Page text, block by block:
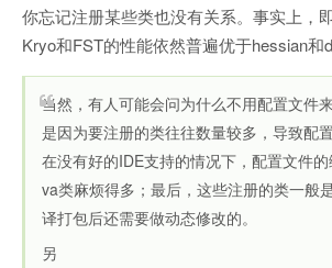
你忘记注册某些类也没有关系。事实上，
Kryo和FST的性能依然普遍优于hessian和
当然，有人可能会问为什么不用配置文件
是因为要注册的类往往数量较多，导致配
在没有好的IDE支持的情况下，配置文件
va类麻烦得多；最后，这些注册的类一般
译打包后还需要做动态修改的。
另